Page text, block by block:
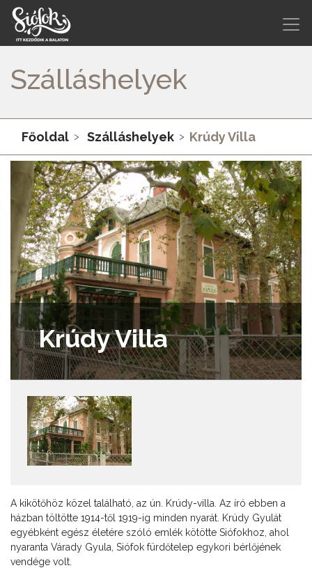
Szálláshelyek
Főoldal Szálláshelyek Krúdy Villa
Krúdy Villa
A kikötőhöz közel található, az ún. Krúdy-villa. Az író ebben a
házban töltötte 1914-től 1919-ig minden nyarát. Krúdy Gyulát
egyébként egész életére szóló emlék kötötte Siófokhoz, ahol
nyaranta Várady Gyula, Siófok fürdőtelep egykori bérlőjének
vendége volt.